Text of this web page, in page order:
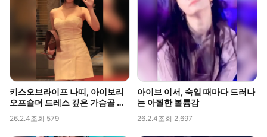
키스오브라이프 나띠, 아이보리
오프숄더 드레스 깊은 가슴골 라
26.2.4조회 579
아이브 이서, 숙일 때마다 드러나
는 아찔한 볼륨감
26.2.4조회 2,697